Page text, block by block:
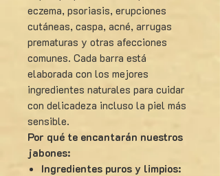
eczema, psoriasis, erupciones
cutáneas, caspa, acné, arrugas
prematuras y otras afecciones
comunes. Cada barra está
elaborada con los mejores
ingredientes naturales para cuidar
con delicadeza incluso la piel más
sensible.
Por qué te encantarán nuestros
jabones:
Ingredientes puros y limpios: